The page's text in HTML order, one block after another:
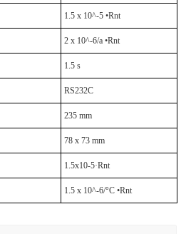
1.5 x 10^-5 •Rnt
2 x 10^-6/a •Rnt
1.5 s
RS232C
235 mm
78 x 73 mm
1.5x10-5·Rnt
1.5 x 10^-6/°C •Rnt